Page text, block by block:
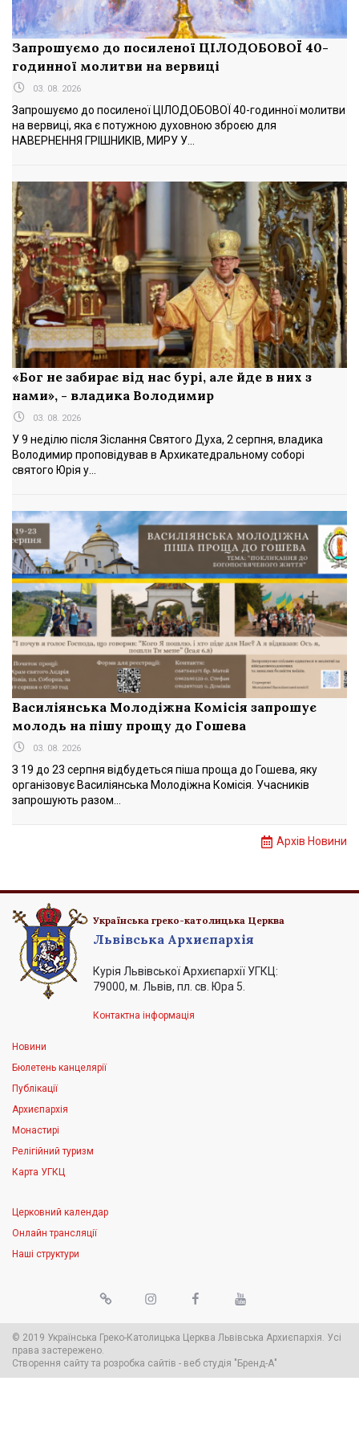
Запрошуємо до посиленої ЦІЛОДОБОВОЇ 40-
годинної молитви на вервиці
03. 08. 2026
Запрошуємо до посиленої ЦІЛОДОБОВОЇ 40-годинної молитви
на вервиці, яка є потужною духовною зброєю для
НАВЕРНЕННЯ ГРІШНИКІВ, МИРУ У...
«Бог не забирає від нас бурі, але йде в них з
нами», - владика Володимир
03. 08. 2026
У 9 неділю після Зіслання Святого Духа, 2 серпня, владика
Володимир проповідував в Архикатедральному соборі
святого Юрія у...
Василіянська Молодіжна Комісія запрошує
молодь на пішу прощу до Гошева
03. 08. 2026
З 19 до 23 серпня відбудеться піша проща до Гошева, яку
організовує Василіянська Молодіжна Комісія. Учасників
запрошують разом...
Архів Новини
Українська греко-католицька Церква
Львівська Архиєпархія
Курія Львівської Архиєпархії УГКЦ:
79000, м. Львів, пл. св. Юра 5.
Контактна інформація
Новини
Бюлетень канцелярії
Публікації
Архиєпархія
Монастирі
Релігійний туризм
Карта УГКЦ
Церковний календар
Онлайн трансляції
Наші структури
© 2019 Українська Греко-Католицька Церква Львівська Архиєпархія. Усі
права застережено.
Створення сайту та розробка сайтів - веб студія "Бренд-А"